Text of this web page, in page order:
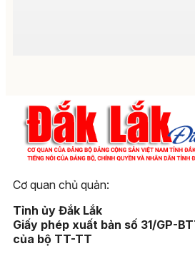
Cơ quan chủ quản:
Tỉnh ủy Đắk Lắk
Giấy phép xuất bản số 31/GP-
của bộ TT-TT